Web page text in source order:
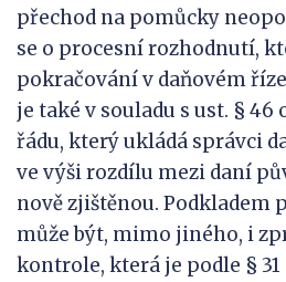
přechod na pomůcky
se o procesní rozhodnutí,
pokračování v daňovém
je také v souladu s ust. § 46
řádu, který ukládá správci
ve výši rozdílu mezi daní
nově zjištěnou. Podkladem
může být, mimo jiného, i
kontrole, která je podle § 31